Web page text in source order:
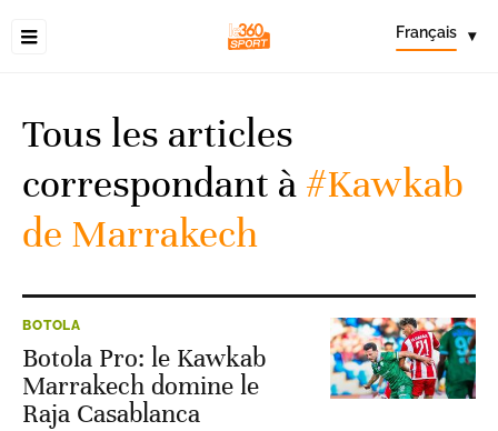
Français ▾
Tous les articles
correspondant à#Kawkab
de Marrakech
BOTOLA
Botola Pro: le Kawkab
Marrakech domine le
Raja Casablanca